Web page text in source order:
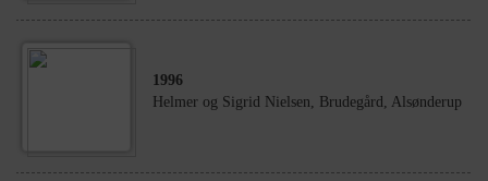
1996
Helmer og Sigrid Nielsen, Brudegård, Alsønderup